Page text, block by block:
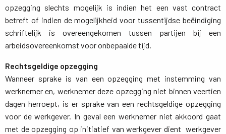
opzegging slechts mogelijk is indien het een vast contract
betreft of indien de mogelijkheid voor tussentijdse beëindiging
schriftelijk is overeengekomen tussen partijen bij een
arbeidsovereenkomst voor onbepaalde tijd.
Rechtsgeldige opzegging
Wanneer sprake is van een opzegging met instemming van
werknemer en, werknemer deze opzegging niet binnen veertien
dagen herroept, is er sprake van een rechtsgeldige opzegging
voor de werkgever. In geval een werknemer niet akkoord gaat
met de opzegging op initiatief van werkgever dient werkgever